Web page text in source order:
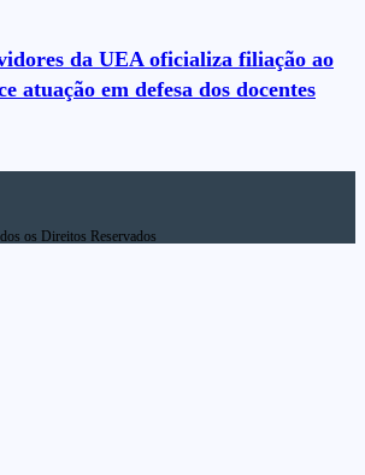
da UEA oficializa filiação ao
atuação em defesa dos docentes
os Direitos Reservados